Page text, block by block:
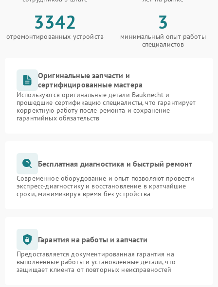
3342
отремонтированных устройств
3
минимальный опыт работы
специалистов
Оригинальные запчасти и
сертифицированные мастера
Используются оригинальные детали Bauknecht и
прошедшие сертификацию специалисты, что гарантирует
корректную работу после ремонта и сохранение
гарантийных обязательств
Бесплатная диагностика и быстрый ремонт
Современное оборудование и опыт позволяют провести
экспресс-диагностику и восстановление в кратчайшие
сроки, минимизируя время без устройства
Гарантия на работы и запчасти
Предоставляется документированная гарантия на
выполненные работы и установленные детали, что
защищает клиента от повторных неисправностей